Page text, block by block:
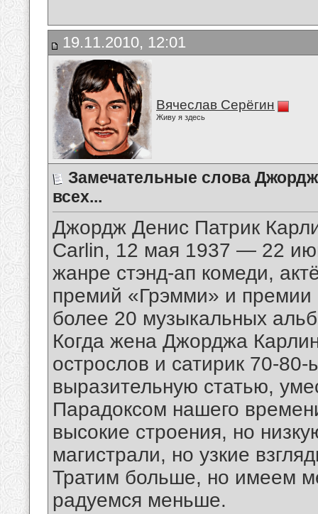
19.11.2010, 12:01
Вячеслав Серёгин
Живу я здесь
Замечательные слова
всех...
Джордж Денис Патрик
Carlin, 12 мая 1937 — 22
жанре стэнд-ап комеди,
премий «Грэмми» и премии
более 20 музыкальных
Когда жена Джорджа
острослов и сатирик 70-80-
выразительную статью,
Парадоксом нашего
высокие строения, но
магистрали, но узкие
Тратим больше, но имеем
радуемся меньше.